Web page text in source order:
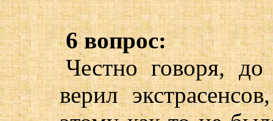
6 вопрос:
Честно говоря,
верил